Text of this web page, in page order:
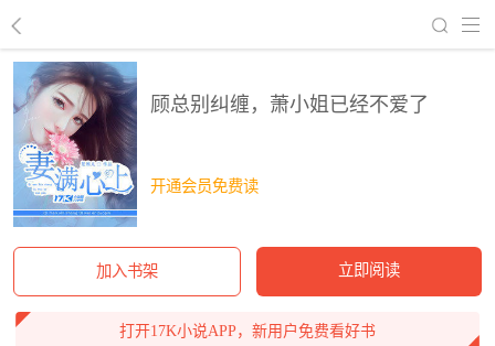
顾总别纠缠，萧小姐已经不爱了
开通会员免费读
加入书架 立即阅读
打开17K小说APP，新用户免费看好书